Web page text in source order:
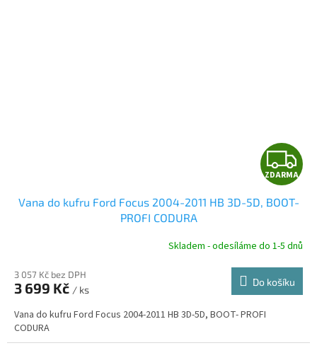
Z
D
R
ZDARMA
Vana do kufru Ford Focus 2004-2011 HB 3D-5D, BOOT-
PROFI CODURA
Skladem - odesíláme do 1-5 dnů
3 057 Kč bez DPH
3 699 Kč / ks
Do košíku
Vana do kufru Ford Focus 2004-2011 HB 3D-5D, BOOT- PROFI
CODURA